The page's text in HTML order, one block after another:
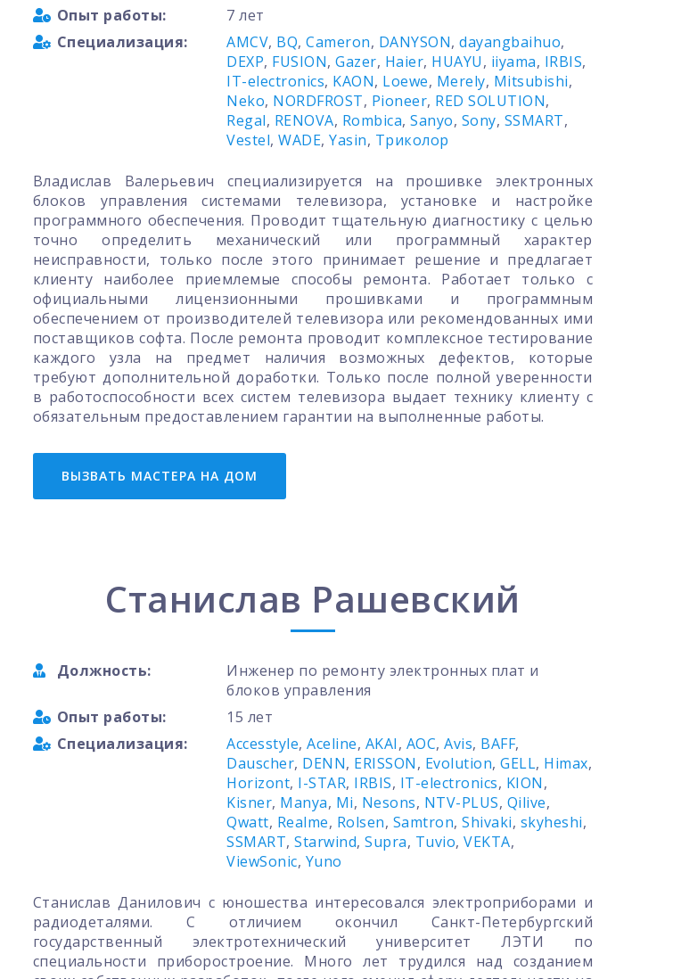
Опыт работы:
7 лет
Специализация:
AMCV, BQ,Cameron, DANYSON,dayangbaihuo,
DEXP, FUSION,Gazer, Haier, HUAYU, iiyama, IRBIS,
IT-electronics, KAON, Loewe, Merely, Mitsubishi,
Neko, NORDFROST, Pioneer, RED SOLUTION,
Regal, RENOVA, Rombica,Sanyo, Sony, SSMART,
Vestel,WADE,Yasin, Триколор
Владислав Валерьевич специализируется на прошивке электронных
блоков управления системами телевизора, установке и настройке
программного обеспечения. Проводит тщательную диагностику с целью
точно определить механический или программный характер
неисправности, только после этого принимает решение и предлагает
клиенту наиболее приемлемые способы ремонта. Работает только с
официальными лицензионными прошивками и программным
обеспечением от производителей телевизора или рекомендованных ими
поставщиков софта. После ремонта проводит комплексное тестирование
каждого узла на предмет наличия возможных дефектов, которые
требуют дополнительной доработки. Только после полной уверенности
в работоспособности всех систем телевизора выдает технику клиенту с
обязательным предоставлением гарантии на выполненные работы.
ВЫЗВАТЬ МАСТЕРА НА ДОМ
Станислав Рашевский
Должность:
Инженер по ремонту электронных плат и
блоков управления
Опыт работы:
15 лет
Специализация:
Accesstyle,Aceline, AKAI, AOC,Avis, BAFF,
Dauscher, DENN, ERISSON, Evolution,GELL, Himax,
Horizont, I-STAR, IRBIS, IT-electronics, KION,
Kisner, Manya, Mi, Nesons, NTV-PLUS, Qilive,
Qwatt, Realme, Rolsen, Samtron,Shivaki, skyheshi,
SSMART,Starwind,Supra, Tuvio,VEKTA,
ViewSonic, Yuno
Станислав Данилович с юношества интересовался электроприборами и
радиодеталями. С отличием окончил Санкт-Петербургский
государственный электротехнический университет ЛЭТИ по
специальности приборостроение. Много лет трудился над созданием